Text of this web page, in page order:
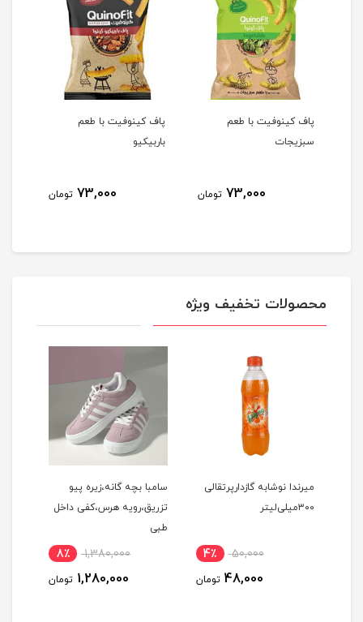
پاف کینوفیت با طعم
سبزیجات
73,000 تومان
پاف کینوفیت با طعم
باربیکیو
73,000 تومان
محصولات تخفیف ویژه
میرندا نوشابه گازدارپرتقالی
۳۰۰میلی‌لیتر
50,000 4٪
48,000 تومان
سامبا بچه گانه،زیره پیو
تزریق،رویه هرس،کفی داخل
طبی
1,380,000 8٪
1,280,000 تومان